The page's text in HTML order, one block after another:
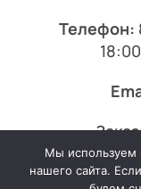
Телефон:
Мы используем
нашего сайта.